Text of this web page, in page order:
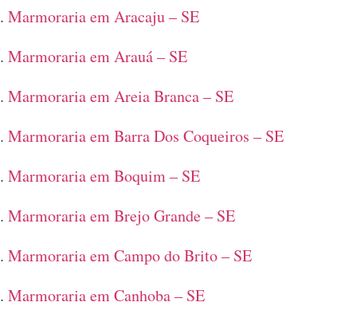
Marmoraria em Aracaju – SE
Marmoraria em Arauá – SE
Marmoraria em Areia Branca – SE
Marmoraria em Barra Dos Coqueiros – SE
Marmoraria em Boquim – SE
Marmoraria em Brejo Grande – SE
Marmoraria em Campo do Brito – SE
Marmoraria em Canhoba – SE